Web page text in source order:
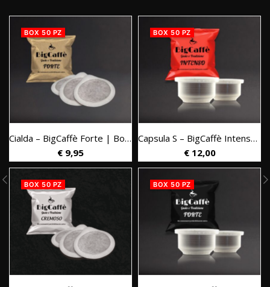
BOX 50 PZ
Cialda – BigCaffè Forte | Box 50 pz.
€ 9,95
BOX 50 PZ
BOX 50 PZ
Capsula S – BigCaffè Intenso | Box 50 pz.
€12,00
BOX 50 PZ